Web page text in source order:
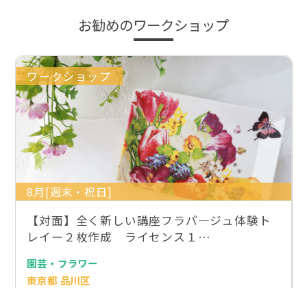
お勧めのワークショップ
ワークショップ
8月[週末・祝日]
【対面】全く新しい講座フラパ―ジュ体験ト
レイー２枚作成 ライセンス１…
園芸・フラワー
東京都 品川区